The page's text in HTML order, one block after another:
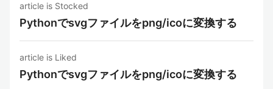
article is Stocked
Pythonでsvgファイルをpng/icoに変換する
article is Liked
Pythonでsvgファイルをpng/icoに変換する